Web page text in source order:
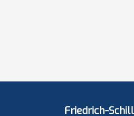
Friedrich-